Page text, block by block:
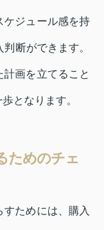
ケジュール感を持
断ができます。
画を立てること
となります。
ためのチェ
ためには、購入